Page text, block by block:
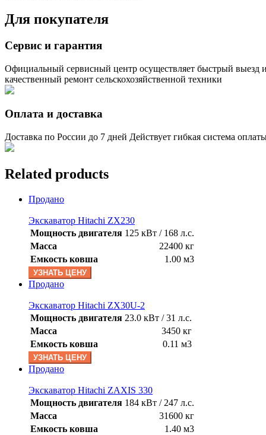
Для покупателя
Сервис и гарантия
Официальный сервисный центр осуществляет быстрый выезд
качественный ремонт сельскохозяйственной техники
Оплата и доставка
Доставка по России до 7 дней Действует гибкая система
Related products
Продано
Экскаватор Hitachi ZX230
Мощность двигателя 125 кВт / 168 л.с.
Масса
22400 кг
Емкость ковша
1.00 м3
УЗНАТЬ ЦЕНУ
Продано
Экскаватор Hitachi ZX30U-2
Мощность двигателя 23.0 кВт / 31 л.с.
Масса
3450 кг
Емкость ковша
0.11 м3
УЗНАТЬ ЦЕНУ
Продано
Экскаватор Hitachi ZAXIS 330
Мощность двигателя 184 кВт / 247 л.с.
Масса
31600 кг
Емкость ковша
1.40 м3